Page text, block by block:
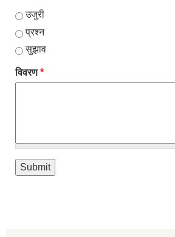
उजुरी
प्रश्न
सुझाव
विवरण*